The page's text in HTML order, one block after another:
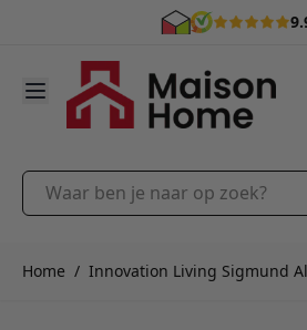
Ga naar de inhoud
Waar ben je naar op zoek?
Home / Innovation Living Sigmund